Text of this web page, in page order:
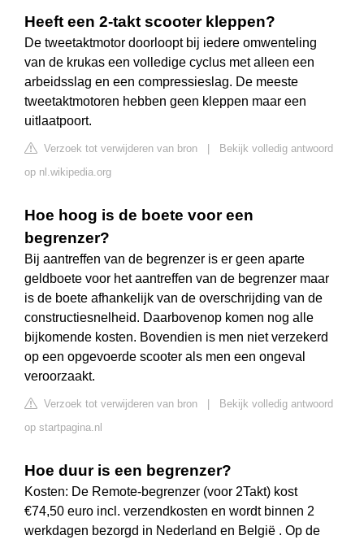
Heeft een 2-takt scooter kleppen?
De tweetaktmotor doorloopt bij iedere omwenteling
van de krukas een volledige cyclus met alleen een
arbeidsslag en een compressieslag. De meeste
tweetaktmotoren hebben geen kleppen maar een
uitlaatpoort.
Verzoek tot verwijderen van bron
Bekijk volledig antwoord
op nl.wikipedia.org
Hoe hoog is de boete voor een
begrenzer?
Bij aantreffen van de begrenzer is er geen aparte
geldboete voor het aantreffen van de begrenzer maar
is de boete afhankelijk van de overschrijding van de
constructiesnelheid. Daarbovenop komen nog alle
bijkomende kosten. Bovendien is men niet verzekerd
op een opgevoerde scooter als men een ongeval
veroorzaakt.
Verzoek tot verwijderen van bron
Bekijk volledig antwoord
op startpagina.nl
Hoe duur is een begrenzer?
Kosten: De Remote-begrenzer (voor 2Takt) kost
€74,50 euro incl. verzendkosten en wordt binnen 2
werkdagen bezorgd in Nederland en België . Op de